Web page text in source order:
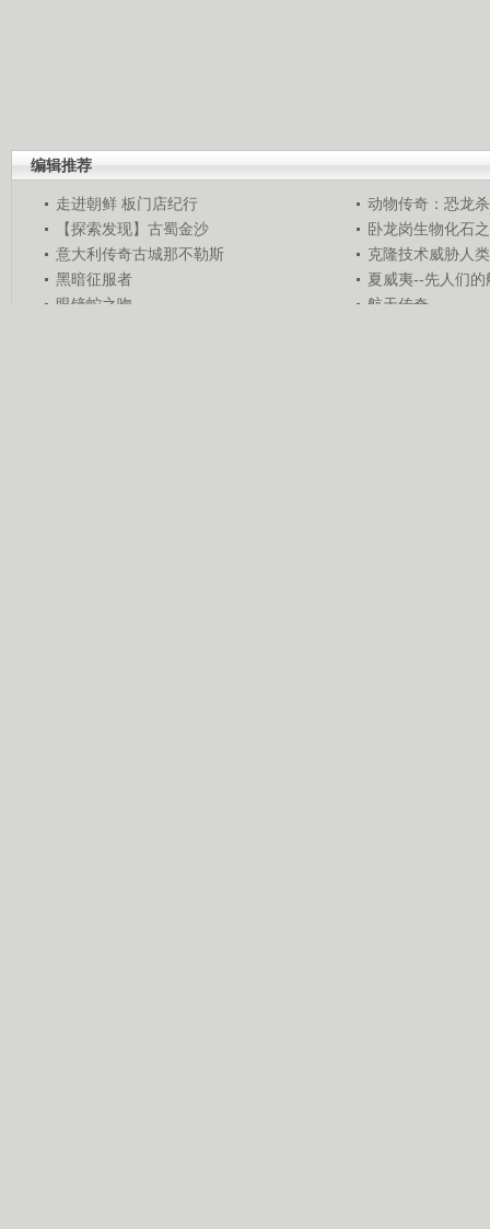
编辑推荐
走进朝鲜 板门店纪行
动物传奇：恐龙
【探索发现】古蜀金沙
卧龙岗生物化石
意大利传奇古城那不勒斯
克隆技术威胁人
黑暗征服者
夏威夷--先人们的
眼镜蛇之吻
航天传奇